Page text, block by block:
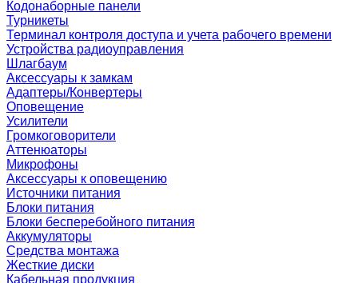
Кодонаборные панели
Турникеты
Терминал контроля доступа и учета рабочего времени
Устройства радиоуправления
Шлагбаум
Аксессуары к замкам
Адаптеры/Конвертеры
Оповещение
Усилители
Громкоговорители
Аттенюаторы
Микрофоны
Аксессуары к оповещению
Источники питания
Блоки питания
Блоки бесперебойного питания
Аккумуляторы
Средства монтажа
Жесткие диски
Кабельная продукция